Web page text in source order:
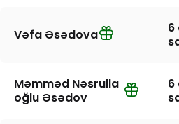
Vəfa Əsədova
6
Məmməd Nəsrulla
oğlu Əsədov
6